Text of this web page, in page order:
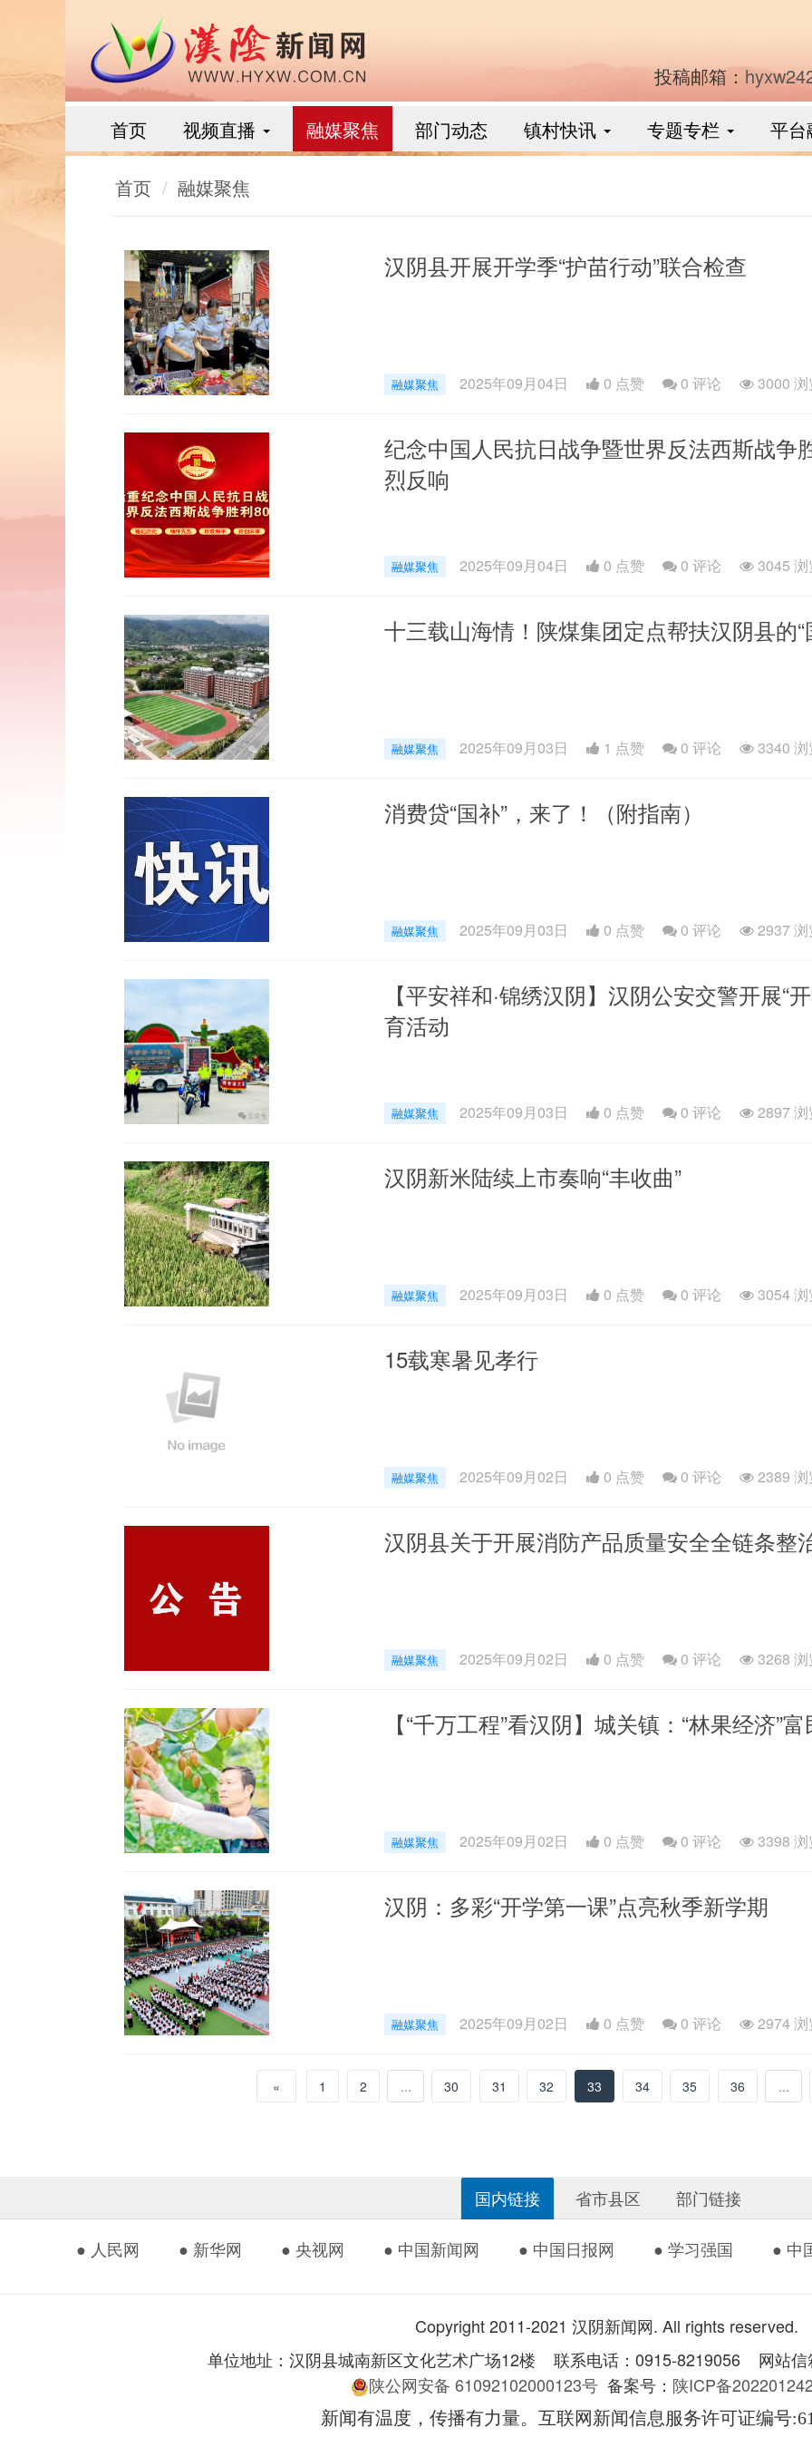
投稿邮箱：
首页 视频直播 融媒聚焦 部门动态 镇村快讯 专题专栏 平台
首页 融媒聚焦
汉阴县开展开学季“护苗行动”联合检查
融媒聚焦 2025年09月04日 0 点赞 0 评论 3000
纪念中国人民抗日战争暨世界反法西斯战争
烈反响
融媒聚焦 2025年09月04日 0 点赞 0 评论 3045
十三载山海情！陕煤集团定点帮扶汉阴县的“
融媒聚焦 2025年09月03日 1 点赞 0 评论 3340
消费贷“国补”，来了！（附指南）
融媒聚焦 2025年09月03日 0 点赞 0 评论 2937
【平安祥和·锦绣汉阴】汉阴公安交警开展“
育活动
融媒聚焦 2025年09月03日 0 点赞 0 评论 2897
汉阴新米陆续上市奏响“丰收曲”
融媒聚焦 2025年09月03日 0 点赞 0 评论 3054
15载寒暑见孝行
融媒聚焦 2025年09月02日 0 点赞 0 评论 2389
汉阴县关于开展消防产品质量安全全链条整
融媒聚焦 2025年09月02日 0 点赞 0 评论 3268
【“千万工程”看汉阴】城关镇：“林果经济”
融媒聚焦 2025年09月02日 0 点赞 0 评论 3398
汉阴：多彩“开学第一课”点亮秋季新学期
融媒聚焦 2025年09月02日 0 点赞 0 评论 2974
« 1 2 ... 30 31 32 33 34 35 36 ...
国内链接 省市县区 部门链接
● 人民网 ● 新华网 ● 央视网 ● 中国新闻网 ● 中国日报网 ● 学习强国 ● 中
Copyright 2011-2021 汉阴新闻网. All rights reserved.
单位地址：汉阴县城南新区文化艺术广场12楼 联系电话：0915-8219056 网站信
陕公网安备 61092102000123号 备案号： 陕ICP备
新闻有温度，传播有力量。互联网新闻信息服务许可证编号